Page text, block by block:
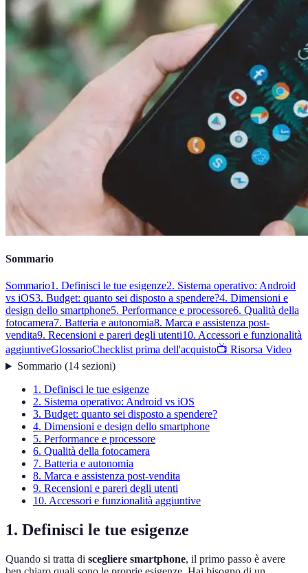
Sommario
Sommario1. Definisci le tue esigenze2. Sistema operativo: Android
vs iOS3. Budget: quanto sei disposto a spendere?4. Dimensioni e
design dello smartphone5. Performance e processore6. Qualità della
fotocamera7. Batteria e autonomia8. Marca e assistenza post-
vendita9. Recensioni e pareri degli utenti10. Accessori e funzionalità
aggiuntiveGlossarioChecklist prima dell'acquisto📺 Risorsa Video
Sommario(14 sezioni)
1. Definisci le tue esigenze
2. Sistema operativo: Android vs iOS
3. Budget: quanto sei disposto a spendere?
4. Dimensioni e design dello smartphone
5. Performance e processore
6. Qualità della fotocamera
7. Batteria e autonomia
8. Marca e assistenza post-vendita
9. Recensioni e pareri degli utenti
10. Accessori e funzionalità aggiuntive
1. Definisci le tue esigenze
Quando si tratta di scegliere smartphone, il primo passo è avere